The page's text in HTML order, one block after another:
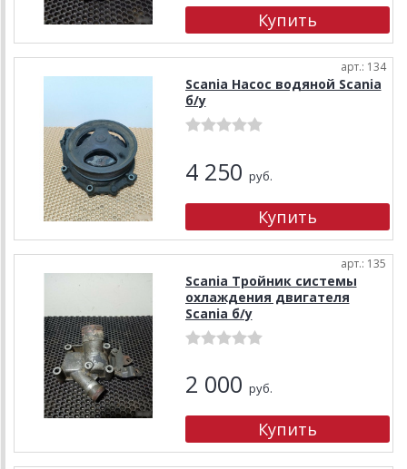
арт.: 134
Scania Насос водяной Scania
б/у
4 250 руб.
арт.: 135
Scania Тройник системы
охлаждения двигателя
Scania б/у
2 000 руб.